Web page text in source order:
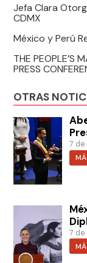
Jefa Clara
CDMX
México y Perú
THE PEOPLE’S
PRESS
OTRAS
7 de
7 de